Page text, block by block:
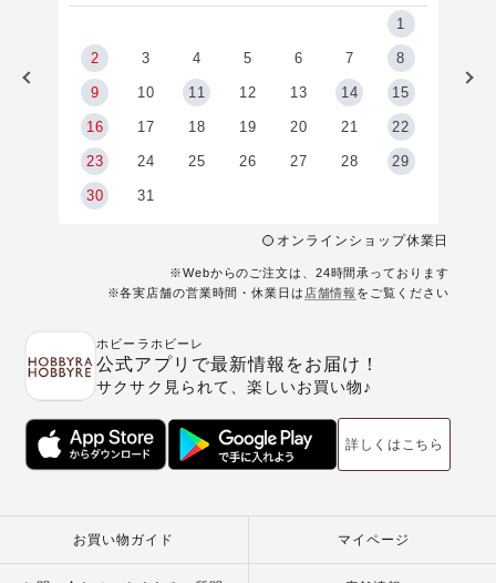
1
2 3 4 5 6 7 8
9 10 11 12 13 14 15
16 17 18 19 20 21 22
23 24 25 26 27 28 29
30 31
オンラインショップ休業日
※Webからのご注文は、24時間承っております
※各実店舗の営業時間・休業日は 店舗情報 をご覧ください
ホビーラホビーレ
公式アプリで最新情報をお届け！
サクサク見られて、楽しいお買い物♪
詳しくはこちら
お買い物ガイド マイページ